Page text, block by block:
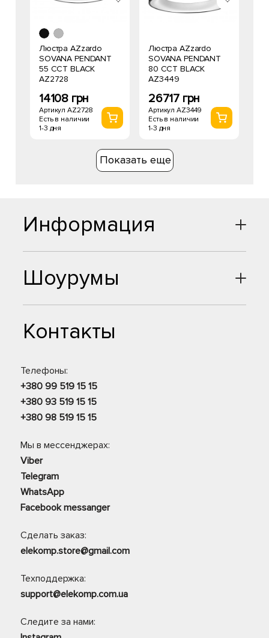
Люстра AZzardo
SOVANA PENDANT
55 CCT BLACK
AZ2728
14108 грн
Артикул AZ2728
Есть в наличии
1-3 дня
Люстра AZzardo
SOVANA PENDANT
80 CCT BLACK
AZ3449
26717 грн
Артикул AZ3449
Есть в наличии
1-3 дня
Показать еще
Шоурумы
Контакты
Телефоны:
+380 99 519 15 15
+380 93 519 15 15
+380 98 519 15 15
Мы в мессенджерах:
Viber
Telegram
WhatsApp
Facebook messanger
Сделать заказ:
elekomp.store@gmail.com
Техподдержка:
support@elekomp.com.ua
Следите за нами:
Информация